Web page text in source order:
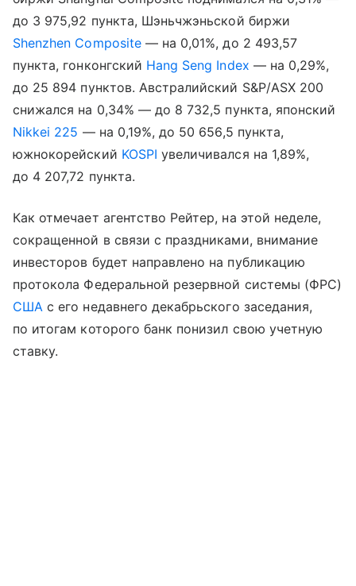
до 3 975,92 пункта, Шэньчжэньской биржи
Shenzhen Composite— на 0,01%, до 2 493,57
пункта, гонконгский Hang Seng Index — на 0,29%,
до 25 894 пунктов. Австралийский S&P/ASX 200
снижался на 0,34% — до 8 732,5 пункта, японский
Nikkei 225 — на 0,19%, до 50 656,5 пункта,
южнокорейский KOSPI увеличивался на 1,89%,
до 4 207,72 пункта.
Как отмечает агентство Рейтер, на этой неделе,
сокращенной в связи с праздниками, внимание
инвесторов будет направлено на публикацию
протокола Федеральной резервной системы (ФРС)
США с его недавнего декабрьского заседания,
по итогам которого банк понизил свою учетную
ставку.